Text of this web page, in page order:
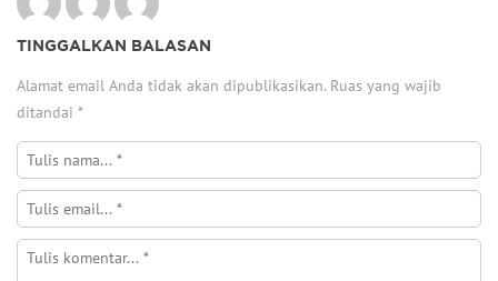
TINGGALKAN BALASAN
Alamat email Anda tidak akan dipublikasikan. Ruas yang wajib
ditandai *